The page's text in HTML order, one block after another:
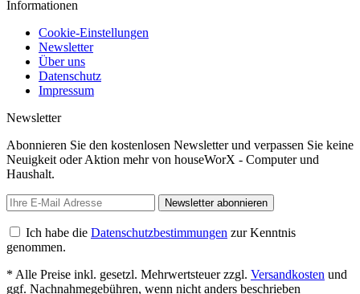
Informationen
Cookie-Einstellungen
Newsletter
Über uns
Datenschutz
Impressum
Newsletter
Abonnieren Sie den kostenlosen Newsletter und verpassen Sie keine
Neuigkeit oder Aktion mehr von houseWorX - Computer und
Haushalt.
Newsletter abonnieren
Ich habe die Datenschutzbestimmungen zur Kenntnis
genommen.
* Alle Preise inkl. gesetzl. Mehrwertsteuer zzgl. Versandkosten und
ggf. Nachnahmegebühren, wenn nicht anders beschrieben